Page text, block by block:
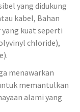
yang didukung
kabel, Bahan
kuat seperti
chloride),
menawarkan
memantulkan
alami yang